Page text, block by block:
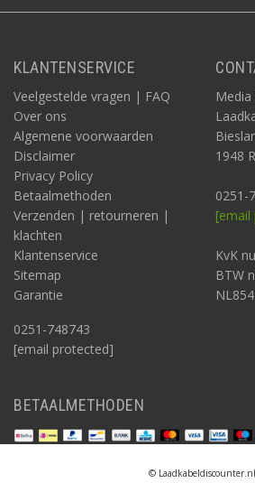
KLANTENSERVICE
Veelgestelde vragen | FAQ
Over ons
Algemene voorwaarden
Disclaimer
Privacy Policy
Betaalmethoden
Verzenden | retourneren |
klachten
Klantenservice
Sitemap
Garantie
0251-748743
[email protected]
Media
1948
0251-
KvK
BTW
BETAALMETHODEN
© Laadkabeldiscounter.nl